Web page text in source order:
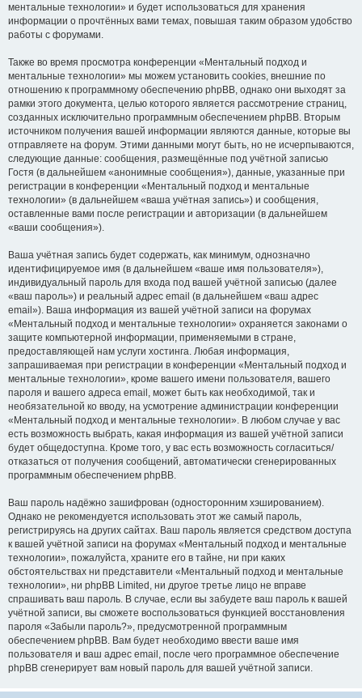
ментальные технологии» и будет использоваться для хранения
информации о прочтённых вами темах, повышая таким образом удобство
работы с форумами.
Также во время просмотра конференции «Ментальный подход и
ментальные технологии» мы можем установить cookies, внешние по
отношению к программному обеспечению phpBB, однако они выходят за
рамки этого документа, целью которого является рассмотрение страниц,
созданных исключительно программным обеспечением phpBB. Вторым
источником получения вашей информации являются данные, которые вы
отправляете на форум. Этими данными могут быть, но не исчерпываются,
следующие данные: сообщения, размещённые под учётной записью
Гостя (в дальнейшем «анонимные сообщения»), данные, указанные при
регистрации в конференции «Ментальный подход и ментальные
технологии» (в дальнейшем «ваша учётная запись») и сообщения,
оставленные вами после регистрации и авторизации (в дальнейшем
«ваши сообщения»).
Ваша учётная запись будет содержать, как минимум, однозначно
идентифицируемое имя (в дальнейшем «ваше имя пользователя»),
индивидуальный пароль для входа под вашей учётной записью (далее
«ваш пароль») и реальный адрес email (в дальнейшем «ваш адрес
email»). Ваша информация из вашей учётной записи на форумах
«Ментальный подход и ментальные технологии» охраняется законами о
защите компьютерной информации, применяемыми в стране,
предоставляющей нам услуги хостинга. Любая информация,
запрашиваемая при регистрации в конференции «Ментальный подход и
ментальные технологии», кроме вашего имени пользователя, вашего
пароля и вашего адреса email, может быть как необходимой, так и
необязательной ко вводу, на усмотрение администрации конференции
«Ментальный подход и ментальные технологии». В любом случае у вас
есть возможность выбрать, какая информация из вашей учётной записи
будет общедоступна. Кроме того, у вас есть возможность согласиться/
отказаться от получения сообщений, автоматически сгенерированных
программным обеспечением phpBB.
Ваш пароль надёжно зашифрован (односторонним хэшированием).
Однако не рекомендуется использовать этот же самый пароль,
регистрируясь на других сайтах. Ваш пароль является средством доступа
к вашей учётной записи на форумах «Ментальный подход и ментальные
технологии», пожалуйста, храните его в тайне, ни при каких
обстоятельствах ни представители «Ментальный подход и ментальные
технологии», ни phpBB Limited, ни другое третье лицо не вправе
спрашивать ваш пароль. В случае, если вы забудете ваш пароль к вашей
учётной записи, вы сможете воспользоваться функцией восстановления
пароля «Забыли пароль?», предусмотренной программным
обеспечением phpBB. Вам будет необходимо ввести ваше имя
пользователя и ваш адрес email, после чего программное обеспечение
phpBB сгенерирует вам новый пароль для вашей учётной записи.